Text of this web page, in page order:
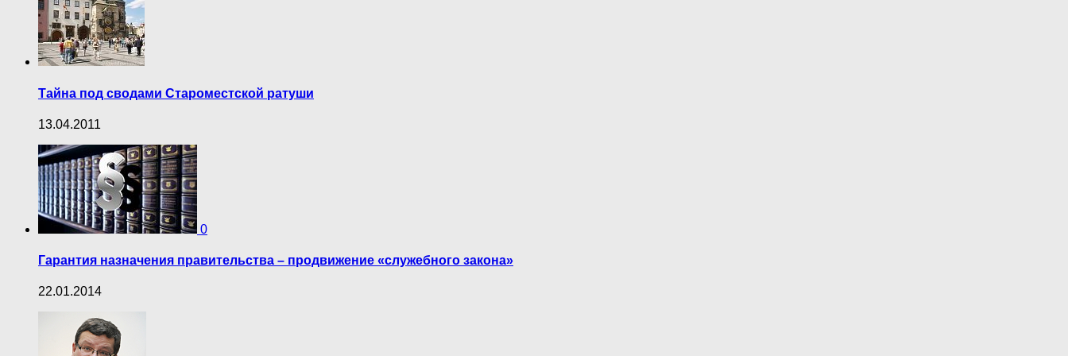
Тайна под сводами Староместской ратуши
13.04.2011
0
Гарантия назначения правительства – продвижение «служебного закона»
22.01.2014